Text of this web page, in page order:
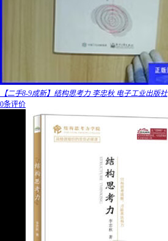
【二手8-9成新】结构思考力 李忠秋 电子工业出版社
0条评价